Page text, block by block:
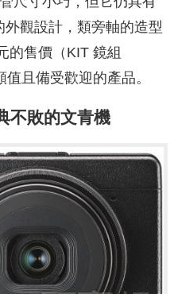
觀設計，類旁軸的造型
的售價（KIT 鏡組
且備受歡迎的產品。
不敗的文青機